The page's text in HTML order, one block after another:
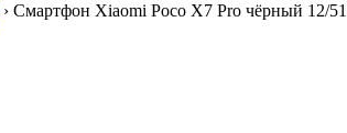
› Смартфон Xiaomi Poco X7 Pro чёрный 12/